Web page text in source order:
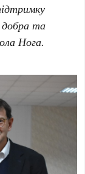
добра та
Нога.